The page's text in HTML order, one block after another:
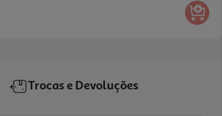
Trocas e Devoluções